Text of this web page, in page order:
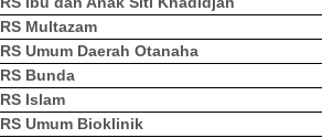
RS Multazam
RS Umum Daerah Otanaha
RS Bunda
RS Islam
RS Umum Bioklinik